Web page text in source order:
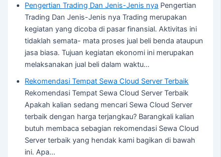
Pengertian Trading Dan Jenis-Jenis nya Pengertian
Trading Dan Jenis-Jenis nya Trading merupakan
kegiatan yang dicoba di pasar finansial. Aktivitas ini
tidaklah semata- mata proses jual beli benda ataupun
jasa biasa. Tujuan kegiatan ekonomi ini merupakan
melaksanakan jual beli dalam waktu…
Rekomendasi Tempat Sewa Cloud Server Terbaik
Rekomendasi Tempat Sewa Cloud Server Terbaik
Apakah kalian sedang mencari Sewa Cloud Server
terbaik dengan harga terjangkau? Barangkali kalian
butuh membaca sebagian rekomendasi Sewa Cloud
Server terbaik yang hendak kami bagikan di bawah
ini. Apa…